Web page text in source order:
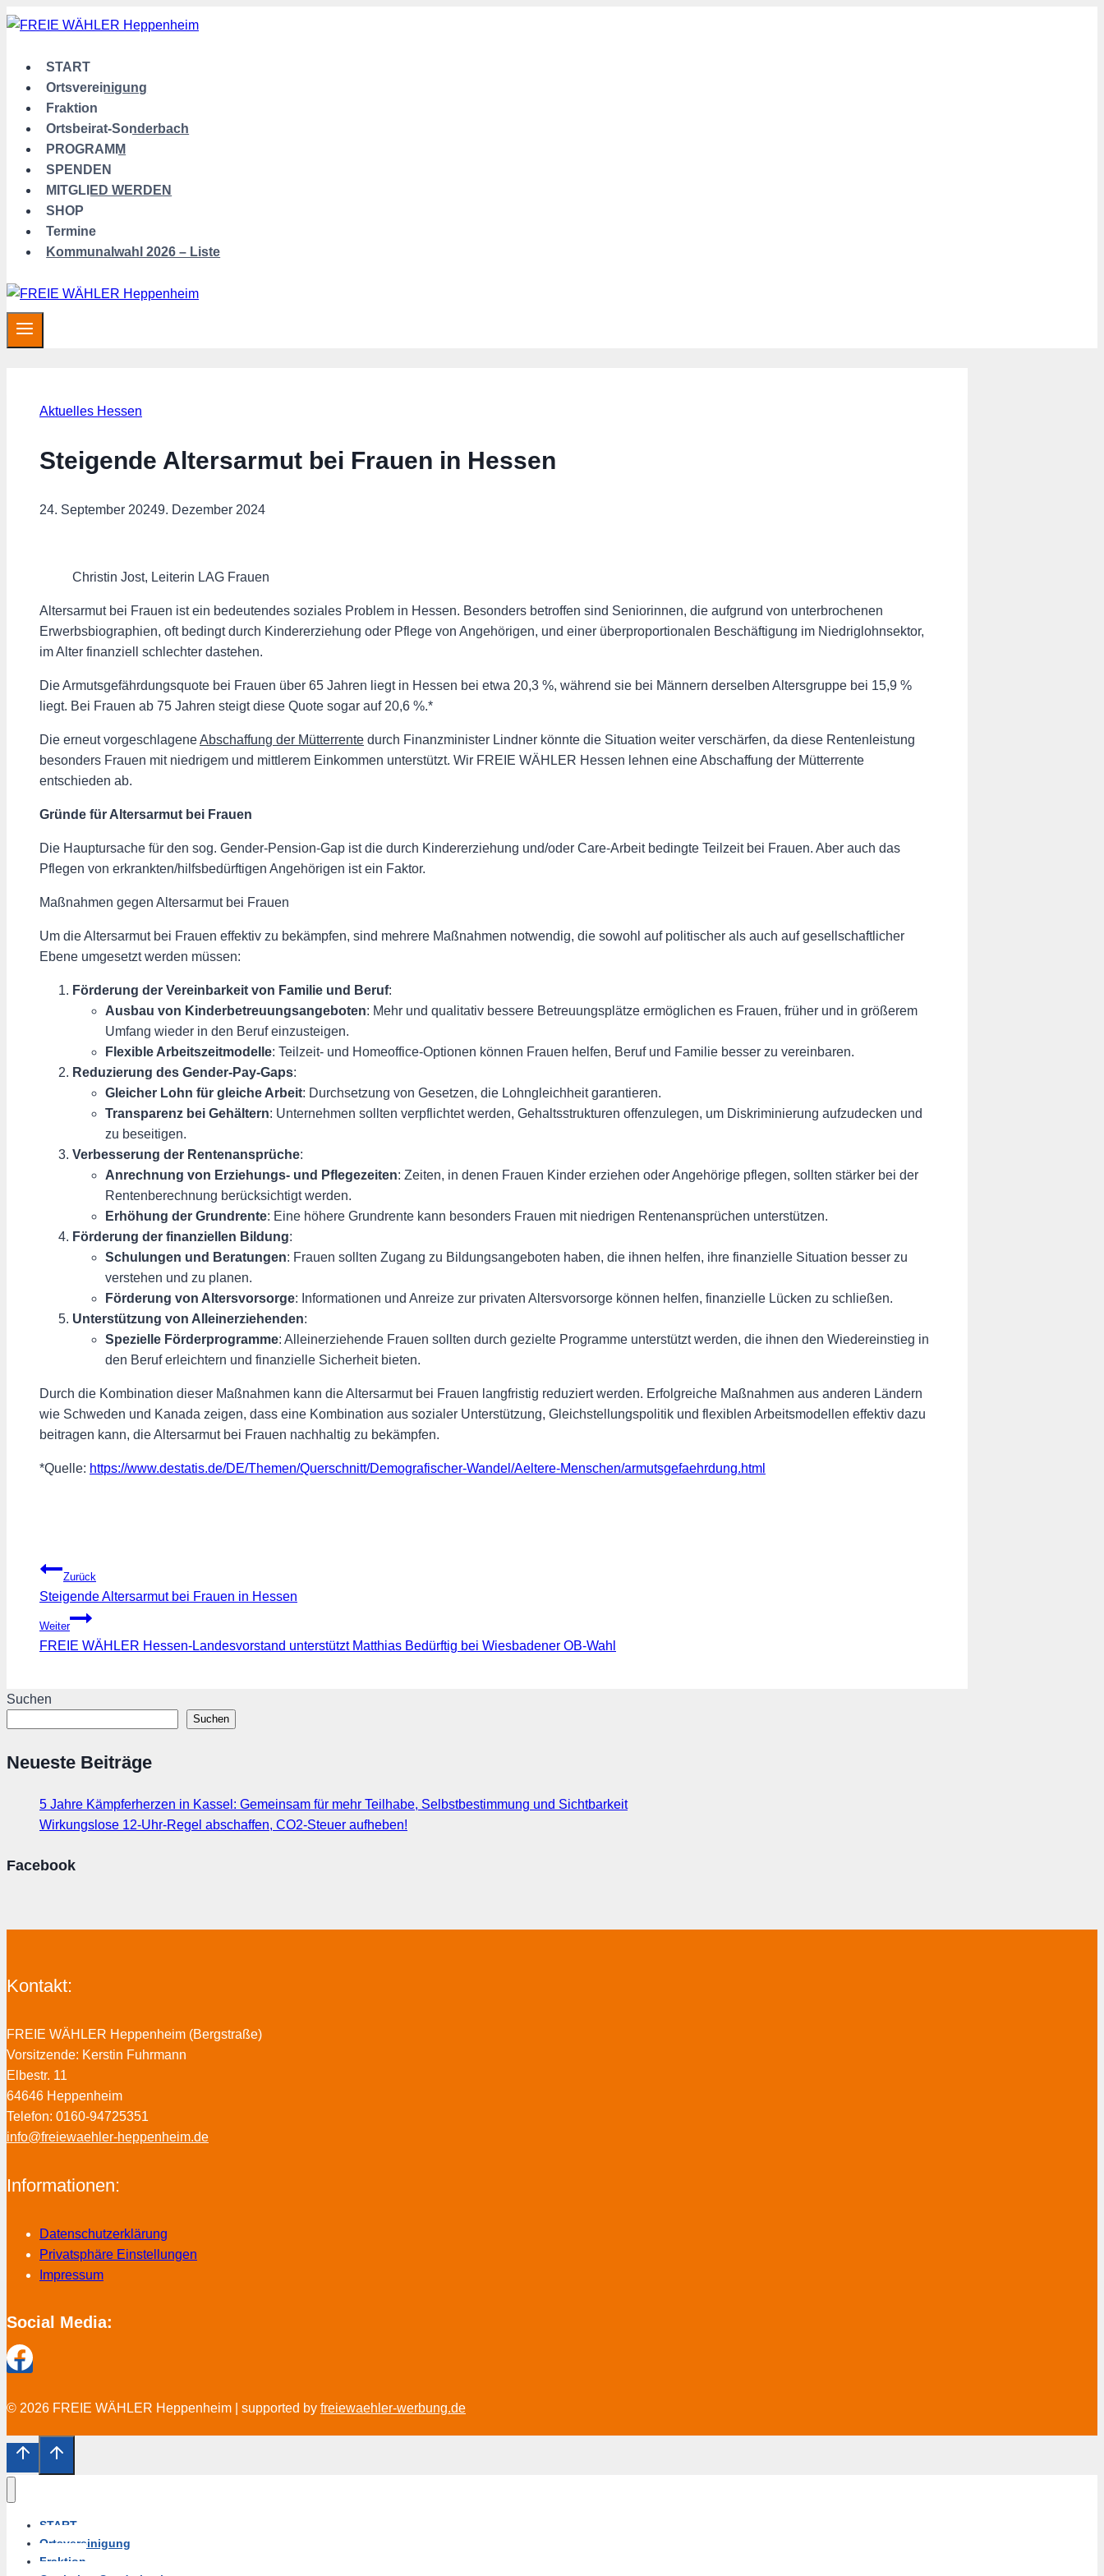
Zum
START
Ortsvereinigung
Fraktion
Ortsbeirat-Sonderbach
PROGRAMM
SPENDEN
MITGLIED WERDEN
SHOP
Termine
Kommunalwahl 2026 – Liste
Aktuelles Hessen
Steigende Altersarmut bei Frauen in Hessen
24. September 20249. Dezember 2024
Christin Jost, Leiterin LAG Frauen
Altersarmut bei Frauen ist ein bedeutendes soziales Problem in Hessen. Besonders betroffen sind Seniorinnen, die aufgrund von unterbrochenen
Erwerbsbiographien, oft bedingt durch Kindererziehung oder Pflege von Angehörigen, und einer überproportionalen Beschäftigung im Niedriglohnsektor,
im Alter finanziell schlechter dastehen.
Die Armutsgefährdungsquote bei Frauen über 65 Jahren liegt in Hessen bei etwa 20,3 %, während sie bei Männern derselben Altersgruppe bei 15,9 %
liegt. Bei Frauen ab 75 Jahren steigt diese Quote sogar auf 20,6 %.*
Die erneut vorgeschlageneAbschaffung der Mütterrente durch Finanzminister Lindner könnte die Situation weiter verschärfen, da diese Rentenleistung
besonders Frauen mit niedrigem und mittlerem Einkommen unterstützt. Wir FREIE WÄHLER Hessen lehnen eine Abschaffung der Mütterrente
entschieden ab.
Gründe für Altersarmut bei Frauen
Die Hauptursache für den sog. Gender-Pension-Gap ist die durch Kindererziehung und/oder Care-Arbeit bedingte Teilzeit bei Frauen. Aber auch das
Pflegen von erkrankten/hilfsbedürftigen Angehörigen ist ein Faktor.
Maßnahmen gegen Altersarmut bei Frauen
Um die Altersarmut bei Frauen effektiv zu bekämpfen, sind mehrere Maßnahmen notwendig, die sowohl auf politischer als auch auf gesellschaftlicher
Ebene umgesetzt werden müssen:
Förderung der Vereinbarkeit von Familie und Beruf:
Ausbau von Kinderbetreuungsangeboten: Mehr und qualitativ bessere Betreuungsplätze ermöglichen es Frauen, früher und in größerem
Umfang wieder in den Beruf einzusteigen.
Flexible Arbeitszeitmodelle: Teilzeit- und Homeoffice-Optionen können Frauen helfen, Beruf und Familie besser zu vereinbaren.
Reduzierung des Gender-Pay-Gaps:
Gleicher Lohn für gleiche Arbeit: Durchsetzung von Gesetzen, die Lohngleichheit garantieren.
Transparenz bei Gehältern: Unternehmen sollten verpflichtet werden, Gehaltsstrukturen offenzulegen, um Diskriminierung aufzudecken und
zu beseitigen.
Verbesserung der Rentenansprüche:
Anrechnung von Erziehungs- und Pflegezeiten: Zeiten, in denen Frauen Kinder erziehen oder Angehörige pflegen, sollten stärker bei der
Rentenberechnung berücksichtigt werden.
Erhöhung der Grundrente: Eine höhere Grundrente kann besonders Frauen mit niedrigen Rentenansprüchen unterstützen.
Förderung der finanziellen Bildung:
Schulungen und Beratungen: Frauen sollten Zugang zu Bildungsangeboten haben, die ihnen helfen, ihre finanzielle Situation besser zu
verstehen und zu planen.
Förderung von Altersvorsorge: Informationen und Anreize zur privaten Altersvorsorge können helfen, finanzielle Lücken zu schließen.
Unterstützung von Alleinerziehenden:
Spezielle Förderprogramme: Alleinerziehende Frauen sollten durch gezielte Programme unterstützt werden, die ihnen den Wiedereinstieg in
den Beruf erleichtern und finanzielle Sicherheit bieten.
Durch die Kombination dieser Maßnahmen kann die Altersarmut bei Frauen langfristig reduziert werden. Erfolgreiche Maßnahmen aus anderen Ländern
wie Schweden und Kanada zeigen, dass eine Kombination aus sozialer Unterstützung, Gleichstellungspolitik und flexiblen Arbeitsmodellen effektiv dazu
beitragen kann, die Altersarmut bei Frauen nachhaltig zu bekämpfen.
*Quelle: https://www.destatis.de/DE/Themen/Querschnitt/Demografischer-Wandel/Aeltere-Menschen/armutsgefaehrdung.html
Beitragsnavigation
Zurück
Steigende Altersarmut bei Frauen in Hessen
Weiter
FREIE WÄHLER Hessen-Landesvorstand unterstützt Matthias Bedürftig bei Wiesbadener OB-Wahl
Suchen
Suchen
Neueste Beiträge
5 Jahre Kämpferherzen in Kassel: Gemeinsam für mehr Teilhabe, Selbstbestimmung und Sichtbarkeit
Wirkungslose 12-Uhr-Regel abschaffen, CO2-Steuer aufheben!
Facebook
Kontakt:
FREIE WÄHLER Heppenheim (Bergstraße)
Vorsitzende: Kerstin Fuhrmann
Elbestr. 11
64646 Heppenheim
Telefon: 0160-94725351
info@freiewaehler-heppenheim.de
Informationen:
Datenschutzerklärung
Privatsphäre Einstellungen
Impressum
Social Media:
© 2026 FREIE WÄHLER Heppenheim | supported by freiewaehler-werbung.de
START
Ortsvereinigung
Fraktion